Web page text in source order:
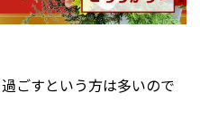
ごすという方は多いので